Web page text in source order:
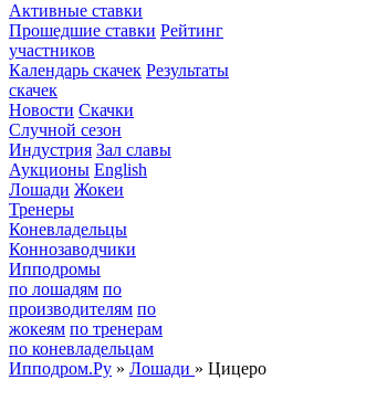
Активные ставки
Прошедшие ставки Рейтинг
участников
Календарь скачек Результаты
скачек
Новости Скачки
Случной сезон
Индустрия Зал славы
Аукционы English
Лошади Жокеи
Тренеры
Коневладельцы
Коннозаводчики
Ипподромы
по лошадям по
производителям по
жокеям по тренерам
по коневладельцам
Ипподром.Ру » Лошади » Цицеро